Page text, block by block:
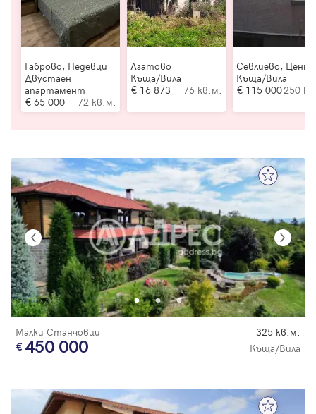
Габрово, Недевци
Двустаен
апартамент
65 000
72 кв.м.
Агатово
Къща/Вила
16 873
76 кв.м.
Севлиево,
Къща/Вила
115 000250
Малки Станчовци 325 кв.м.
450 000 Къща/Вила